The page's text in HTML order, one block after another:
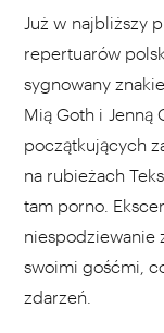
Już w najbliższy
repertuarów
sygnowany
Mią Goth i Jenną
początkujących
na rubieżach
tam porno.
niespodziewanie
swoimi gośćmi,
zdarzeń.